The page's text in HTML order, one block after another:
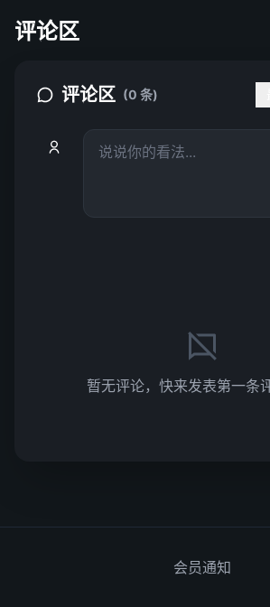
评论区
评论区 (0 条)
暂无评论，快来发表第一条
会员通知